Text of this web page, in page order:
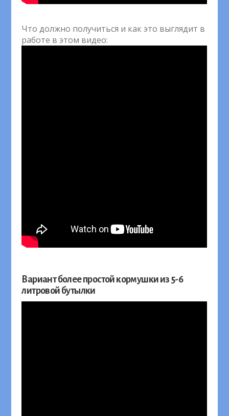
Что должно получиться и как это выглядит в
работе в этом видео:
Вариант более простой кормушки из 5-6
литровой бутылки